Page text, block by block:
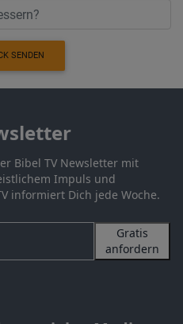
SENDEN
Bibel TV Newsletter mit
Impuls und
informiert Dich jede Woche.
Gratis
anfordern